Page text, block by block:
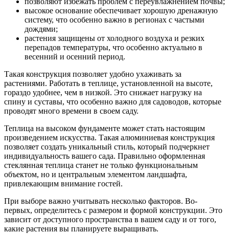
высокое основание обеспечивает хорошую дренажную
систему, что особенно важно в регионах с частыми
дождями;
растения защищены от холодного воздуха и резких
перепадов температуры, что особенно актуально в
весенний и осенний период.
Такая конструкция позволяет удобно ухаживать за
растениями. Работать в теплице, установленной на высоте,
гораздо удобнее, чем в низкой. Это снижает нагрузку на
спину и суставы, что особенно важно для садоводов, которые
проводят много времени в своем саду.
Теплица на высоком фундаменте может стать настоящим
произведением искусства. Такая алюминиевая конструкция
позволяет создать уникальный стиль, который подчеркнет
индивидуальность вашего сада. Правильно оформленная
стеклянная теплица станет не только функциональным
объектом, но и центральным элементом ландшафта,
привлекающим внимание гостей.
При выборе важно учитывать несколько факторов. Во-
первых, определитесь с размером и формой конструкции. Это
зависит от доступного пространства в вашем саду и от того,
какие растения вы планируете выращивать.